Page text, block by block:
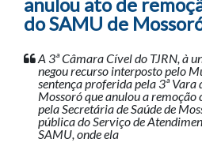
do SAMU de
A 3ª Câmara Cível do TJRN, à
negou recurso interposto pelo
sentença proferida pela 3ª Vara
Mossoró que anulou a
pela Secretária de Saúde de
pública do Serviço de
SAMU, onde ela